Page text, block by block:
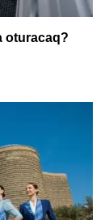
oturacaq?